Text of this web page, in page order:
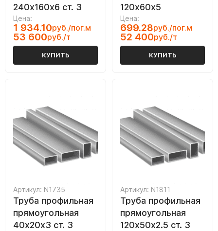
240х160х6 ст. 3
Цена:
1 934.10руб./пог.м
53 600руб./т
КУПИТЬ
120х60х5
Цена:
699.28руб./пог.м
52 400руб./т
КУПИТЬ
Артикул: N1735
Труба профильная
прямоугольная
40х20х3 ст. 3
Артикул: N1811
Труба профильная
прямоугольная
120х50х2.5 ст. 3